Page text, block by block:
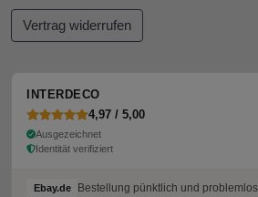
Vertrag widerrufen
INTERDECO
4,97 / 5,00
Ausgezeichnet
Identität verifiziert
Ebay.de Bestellung pünktlich und
Ebay.de Bestellung pünktlich und